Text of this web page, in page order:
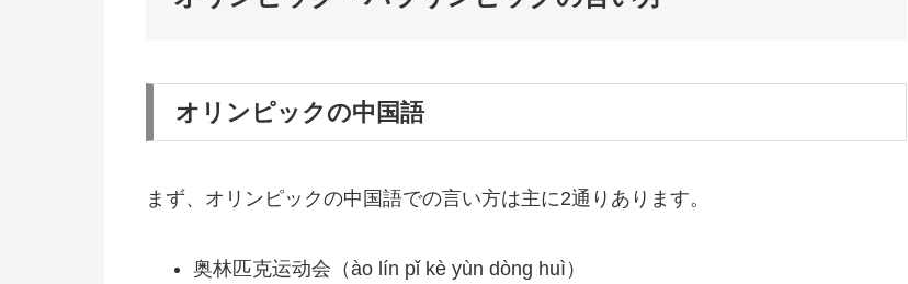
オリンピックの中国語
まず、オリンピックの中国語での言い方は主に2通りあります。
奥林匹克运动会（ào lín pǐ kè yùn dòng huì）